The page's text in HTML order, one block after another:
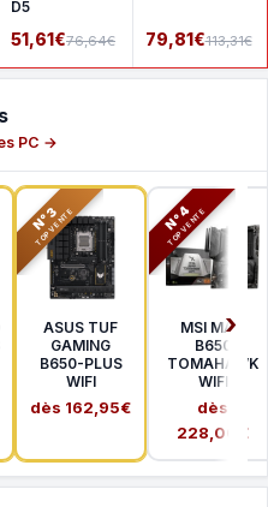
D5
51,61€76,64€ 79,81€113,31€
PC →
N°3
TOP VENTE
ASUS TUF
GAMING
B650-PLUS
WIFI
dès 162,95€
N°4
TOP VENTE
MSI MAG
B650
TOMAHAWK
WIFI
dès
228,00€